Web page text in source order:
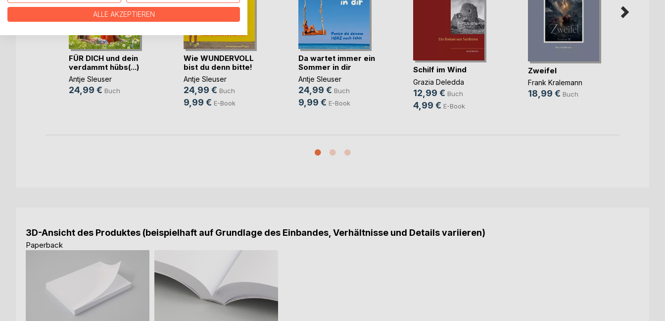
FÜR DICH und dein
verdammt hübs(...)
Antje Sleuser
24,99 € Buch
Wie WUNDERVOLL
bist du denn bitte!
Antje Sleuser
24,99 € Buch
9,99 € E-Book
Da wartet immer ein
Sommer in dir
Antje Sleuser
24,99 € Buch
9,99 € E-Book
Schilf im Wind
Grazia Deledda
12,99 € Buch
4,99 € E-Book
Zweifel
Frank Kralemann
18,99 € Buch
3D-Ansicht des Produktes (beispielhaft auf Grundlage des Einbandes, Verhältnisse und Details variieren)
Paperback
ALLE AKZEPTIEREN